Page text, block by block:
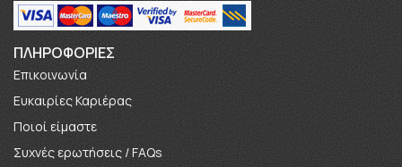
ΠΛΗΡΟΦΟΡΊΕΣ
Επικοινωνία
Ευκαιρίες Καριέρας
Πoιοί είμαστε
Συχνές ερωτήσεις / FAQs